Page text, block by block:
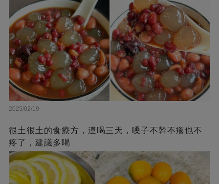
2025/02/19
很土很土的食療方，連喝三天，嗓子不幹不癢也不
疼了，建議多喝